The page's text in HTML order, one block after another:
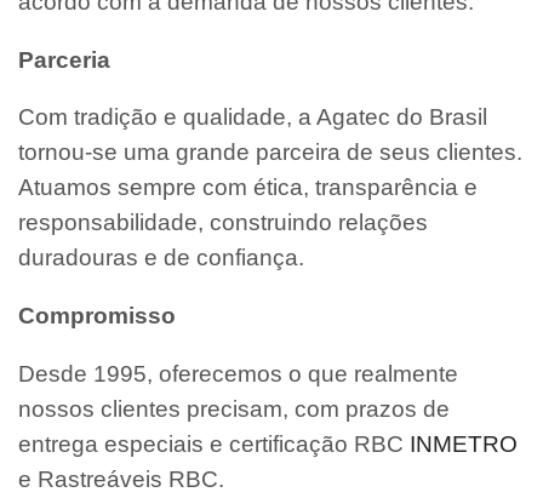
Parceria
Com tradição e qualidade, a Agatec do Brasil
tornou-se uma grande parceira de seus clientes.
Atuamos sempre com ética, transparência e
responsabilidade, construindo relações
duradouras e de confiança.
Compromisso
Desde 1995, oferecemos o que realmente
nossos clientes precisam, com prazos de
entrega especiais e certificação RBC INMETRO
e Rastreáveis RBC.